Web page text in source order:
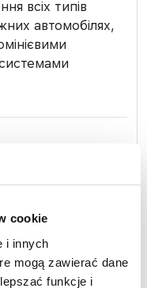
cookie
i innych
mogą zawierać dane
funkcje i
всіх типів
автомобілях,
Q